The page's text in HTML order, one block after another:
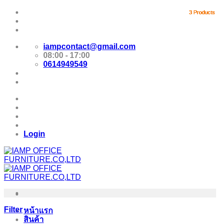
Skip
content
iampcontact@gmail.com
08:00 - 17:00
0614949549
Login
หน้าแรก
สินค้า
Filter
3 Products
3 Products
3 Products
3 Products